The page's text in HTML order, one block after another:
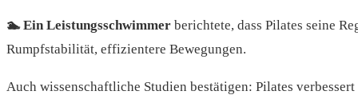
🏊 Ein Leistungsschwimmer berichtete, dass Pilates seine
Rumpfstabilität, effizientere Bewegungen.
Auch wissenschaftliche Studien bestätigen: Pilates